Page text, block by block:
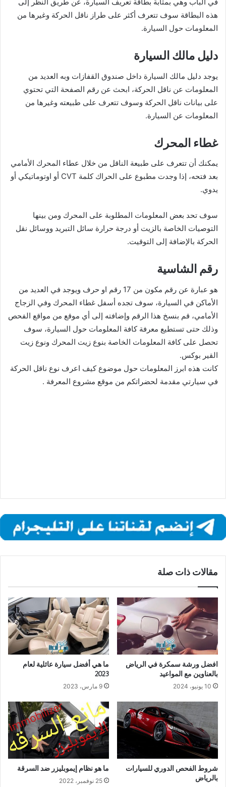
في الباب وهي بمثابة بطاقة تعريف السيارة، عن طريق النظر إلى
هذه البطاقة سوف تتعرف أكثر على طراز ناقل الحركة وغيرها من
المعلومات حول السيارة.
دليل مالك السيارة
يوجد دليل مالك السيارة داخل صندوق القفازات وبه العديد من
المعلومات عن ناقل الحركة، ابحث عن رقم الصفحة التي تحتوي
على بيانات ناقل الحركة وسوف تتعرف على طبيعته وغيرها من
المعلومات عن السيارة.
غطاء المحرك
يمكنك أن تتعرف على طبيعة الناقل من خلال عطاء المحرك الأمامي
بعد فتحه، إذا وجدت مطبوع على الحراك كلمة CVT أو اوتوماتيكي أو
يدوي.
سوف تحد بعض المعلومات المطلوبة على المحرك ومن بينها
التوصيات الخاصة بالزيت أو درجة حرارة سائل التبريد ووسائل نقل
الحركة بالإضافة إلى التوقيت.
رقم الشاسية
هو عبارة عن رقم مكون من 17 رقم او حرف ويوجد في العديد من
الأماكن في السيارة، سوف تجده أسفل غطاء المحرك وفي الزجاج
الأمامي، قم بنسخ هذا الرقم وإضافته إلى أي موقع من مواقع الفحص
وذلك حتى تستطيع معرفة كافة المعلومات حول السيارة، سوف
تحصل على كافة المعلومات الخاصة بنوع زيت المحرك ونوع زيت
القير بوكس.
كانت هذه ابرز المعلومات حول موضوع كيف اعرف نوع ناقل الحركة
في سيارتي مقدمة لحضراتكم من موقع مشروع المعرفة .
مقالات ذات صلة
افضل ورشة سمكرة في الرياض
بالعناوين مع المواعيد
10 يونيو، 2024
ما هي أفضل سيارة عائلية لعام
2023
9 مارس، 2023
شروط الفحص الدوري للسيارات
بالرياض
ما هو نظام إيموبليزر ضد السرقة
25 نوفمبر، 2022